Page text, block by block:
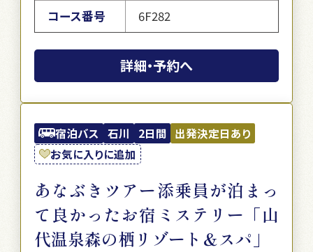
コース番号
6F282
詳細・予約へ
宿泊バス 石川 2日間 出発決定日あり
お気に入りに追加
あなぶきツアー添乗員が泊まっ
て良かったお宿ミステリー「山
代温泉森の栖リゾート＆スパ」